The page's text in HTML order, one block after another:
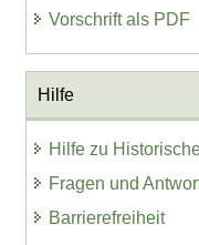
Vorschrift als PDF
Hilfe
Hilfe zu
Fragen und
Barrierefreiheit